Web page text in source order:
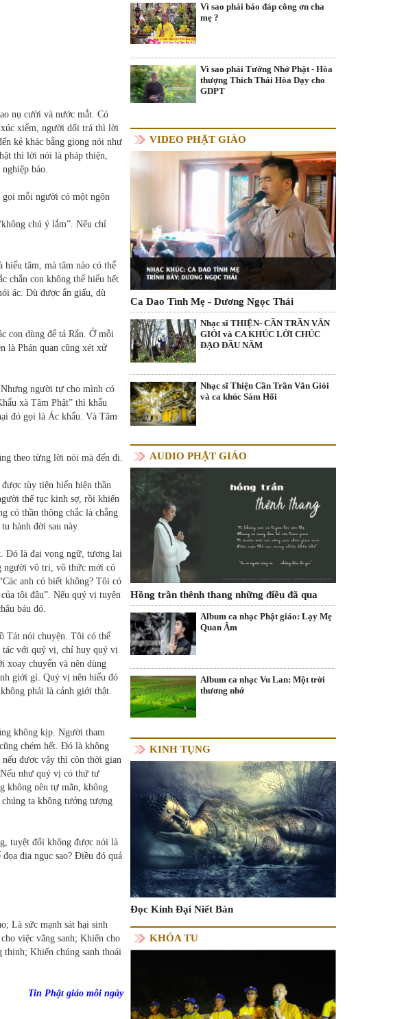
nụ cười và nước mắt. Có
xiểm, người dối trá thì lời
kẻ khác bằng giọng nói như
thì lời nói là pháp thiện,
báo.
gọi mỗi người có một ngôn
chú ý lắm”. Nếu chỉ
hiểu tâm, mà tâm nào có thể
chắn con không thể hiểu hết
ác. Dù được ẩn giấu, dù
con dùng để tả Rắn. Ở mỗi
là Phán quan cũng xét xử
người tự cho mình có
xà Tâm Phật” thì khẩu
đó gọi là Ác khẩu. Và Tâm
theo từng lời nói mà đến đi.
tùy tiện hiển hiện thần
thế tục kinh sợ, rồi khiến
có thần thông chắc là chẳng
hành đời sau này.
Đó là đại vọng ngữ, tương lai
người vô tri, vô thức mới có
anh có biết không? Tôi có
tôi đâu”. Nếu quý vị tuyên
báu đó.
Tát nói chuyện. Tôi có thể
tác với quý vị, chỉ huy quý vị
xoay chuyển và nên dùng
giới gì. Quý vị nên hiểu đó
phải là cảnh giới thật.
không kịp. Người tham
chém hết. Đó là không
nếu được vậy thì còn thời gian
Nếu như quý vị có thứ tư
không nên tự mãn, không
ta không tưởng tượng
tuyệt đối không được nói là
địa ngục sao? Điều đó quả
Là sức mạnh sát hại sinh
việc vãng sanh; Khiến cho
thịnh; Khiến chúng sanh thoái
Tin Phật giáo mỗi ngày
Vì sao phải báo đáp công ơn cha
mẹ ?
Vì sao phải Tưởng Nhớ Phật - Hòa
thượng Thích Thái Hòa Dạy cho
GDPT
VIDEO PHẬT GIÁO
Ca Dao Tình Mẹ - Dương Ngọc Thái
Nhạc sĩ THIỆN- CẦN TRẦN VĂN
GIỎI và CA KHÚC LỜI CHÚC
ĐẠO ĐẦU NĂM
Nhạc sĩ Thiện Cần Trần Văn Giỏi
và ca khúc Sám Hối
AUDIO PHẬT GIÁO
Hồng trần thênh thang những điều đã qua
Album ca nhạc Phật giáo: Lạy Mẹ
Quan Âm
Album ca nhạc Vu Lan: Một trời
thương nhớ
KINH TỤNG
Đọc Kinh Đại Niết Bàn
KHÓA TU